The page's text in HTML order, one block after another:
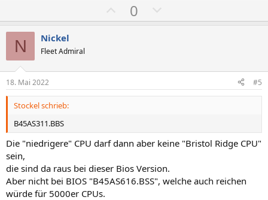
o
t
v
t
i
m
m
0
e
t
v
t
i
m
m
N Nickel
Fleet Admiral
18. Mai 2022 #5
Stockel schrieb:
B45AS311.BBS
Die "niedrigere" CPU darf dann aber keine "Bristol Ridge CPU"
sein,
die sind da raus bei dieser Bios Version.
Aber nicht bei BIOS "B45AS616.BSS", welche auch reichen
würde für 5000er CPUs.